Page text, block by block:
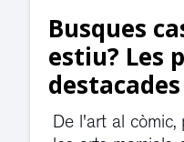
Suspesa
jutjats de
divendres
d’aigua